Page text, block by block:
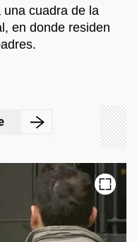
una cuadra de la
en donde residen